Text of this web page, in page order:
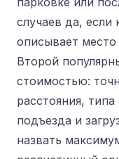
случаев да, если
описывает место
Второй
стоимостью:
расстояния,
подъезда и
назвать